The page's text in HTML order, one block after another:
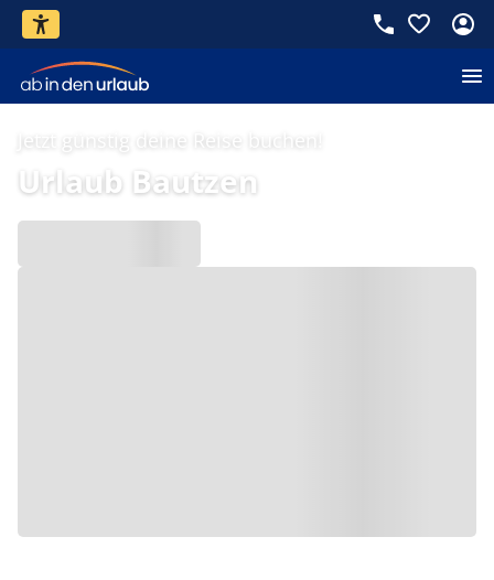
Jetzt günstig deine Reise buchen!
Urlaub Bautzen